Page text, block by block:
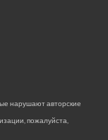
нарушают авторские
пожалуйста,